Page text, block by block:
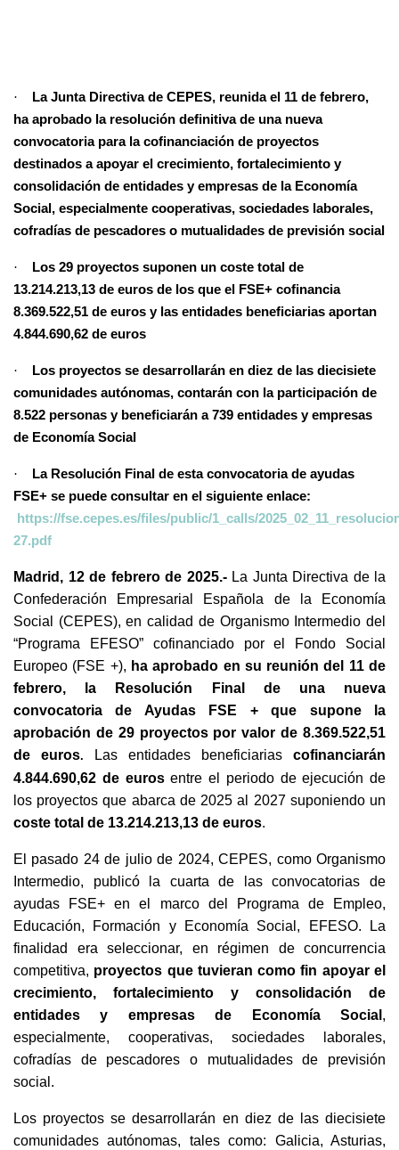
·
La Junta Directiva de CEPES, reunida el 11 de febrero,
ha aprobado la resolución definitiva de una nueva
convocatoria para la cofinanciación de proyectos
destinados a apoyar el crecimiento, fortalecimiento y
consolidación de entidades y empresas de la Economía
Social, especialmente cooperativas, sociedades laborales,
cofradías de pescadores o mutualidades de previsión social
·
Los 29 proyectos suponen un coste total de
13.214.213,13 de euros de los que el FSE+ cofinancia
8.369.522,51 de euros y las entidades beneficiarias aportan
4.844.690,62 de euros
·
Los proyectos se desarrollarán en diez de las diecisiete
comunidades autónomas, contarán con la participación de
8.522 personas y beneficiarán a 739 entidades y empresas
de Economía Social
·
La Resolución Final de esta convocatoria de ayudas
FSE+ se puede consultar en el siguiente enlace:
https://fse.cepes.es/files/public/1_calls/
27.pdf
Madrid, 12 de febrero de 2025.-La Junta Directiva de la
Confederación Empresarial Española de la Economía
Social (CEPES), en calidad de Organismo Intermedio del
“Programa EFESO” cofinanciado por el Fondo Social
Europeo (FSE +), ha aprobado en su reunión del 11 de
febrero, la Resolución Final de una nueva
convocatoria de Ayudas FSE + que supone la
aprobación de 29 proyectos por valor de 8.369.522,51
de euros. Las entidades beneficiarias cofinanciarán
4.844.690,62 de eurosentre el periodo de ejecución de
los proyectos que abarca de 2025 al 2027 suponiendo un
coste total de 13.214.213,13 de euros.
El pasado 24 de julio de 2024, CEPES, como Organismo
Intermedio, publicó la cuarta de las convocatorias de
ayudas FSE+ en el marco del Programa de Empleo,
Educación, Formación y Economía Social, EFESO. La
finalidad era seleccionar, en régimen de concurrencia
competitiva, proyectos que tuvieran como fin apoyar el
crecimiento, fortalecimiento y consolidación de
entidades y empresas de Economía Social ,
especialmente, cooperativas, sociedades laborales,
cofradías de pescadores o mutualidades de previsión
social.
Los proyectos se desarrollarán en diez de las diecisiete
comunidades autónomas, tales como: Galicia, Asturias,